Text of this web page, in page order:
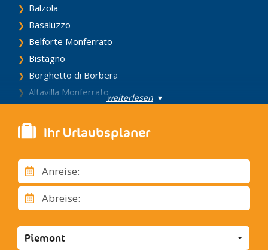
Balzola
Basaluzzo
Belforte Monferrato
Bistagno
Borghetto di Borbera
Altavilla Monferrato
Bosco Marengo
Brignano Frascata
Cabella Ligure
Camagna Monferrato
Camino
Novi Ligure
Tortona
Agliano
weiterlesen▾
Ihr Urlaubsplaner
Anreise:
Abreise:
Piemont